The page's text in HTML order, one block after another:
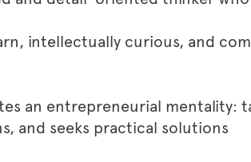
intellectually curious, and
an entrepreneurial mentality:
and seeks practical solutions